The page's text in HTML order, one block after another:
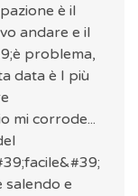
è il
andare e il
problema,
data è I più
mi corrode...
e